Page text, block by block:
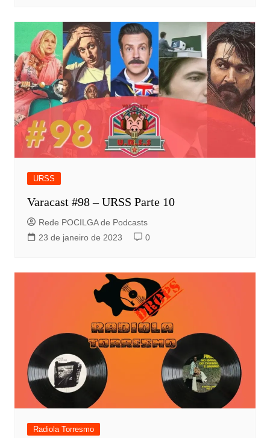
URSS
Varacast #98 – URSS Parte 10
Rede POCILGA de Podcasts
23 de janeiro de 2023
0
Radiola Torresmo